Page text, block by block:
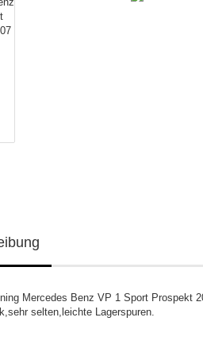
Mercedes Benz VP 1 Sport Prospekt
selten,leichte Lagerspuren.